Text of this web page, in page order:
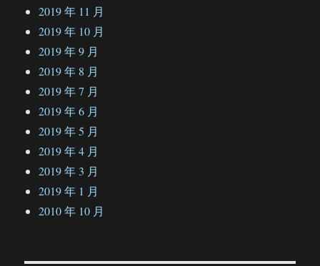
2019 年 11 月
2019 年 10 月
2019 年 9 月
2019 年 8 月
2019 年 7 月
2019 年 6 月
2019 年 5 月
2019 年 4 月
2019 年 3 月
2019 年 1 月
2010 年 10 月